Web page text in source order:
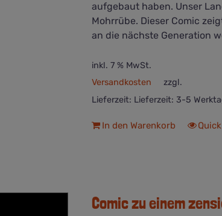
aufgebaut haben. Unser
Mohrrübe. Dieser Comic
an die nächste Generation
inkl. 7 % MwSt.
zzgl.
Versandkosten
Lieferzeit: Lieferzeit: 3-5
In den Warenkorb
Comic zu einem